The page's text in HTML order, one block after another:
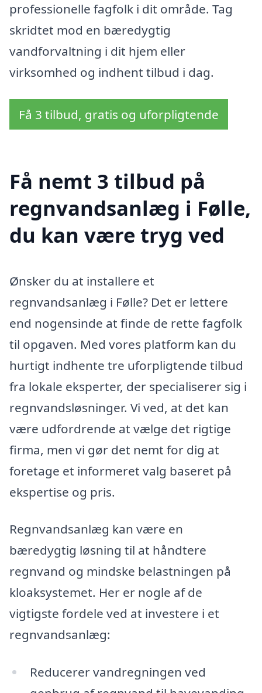
professionelle fagfolk i dit område. Tag
skridtet mod en bæredygtig
vandforvaltning i dit hjem eller
virksomhed og indhent tilbud i dag.
Få 3 tilbud, gratis og uforpligtende
Få nemt 3 tilbud på
regnvandsanlæg i Følle,
du kan være tryg ved
Ønsker du at installere et
regnvandsanlæg i Følle? Det er lettere
end nogensinde at finde de rette fagfolk
til opgaven. Med vores platform kan du
hurtigt indhente tre uforpligtende tilbud
fra lokale eksperter, der specialiserer sig i
regnvandsløsninger. Vi ved, at det kan
være udfordrende at vælge det rigtige
firma, men vi gør det nemt for dig at
foretage et informeret valg baseret på
ekspertise og pris.
Regnvandsanlæg kan være en
bæredygtig løsning til at håndtere
regnvand og mindske belastningen på
kloaksystemet. Her er nogle af de
vigtigste fordele ved at investere i et
regnvandsanlæg:
Reducerer vandregningen ved